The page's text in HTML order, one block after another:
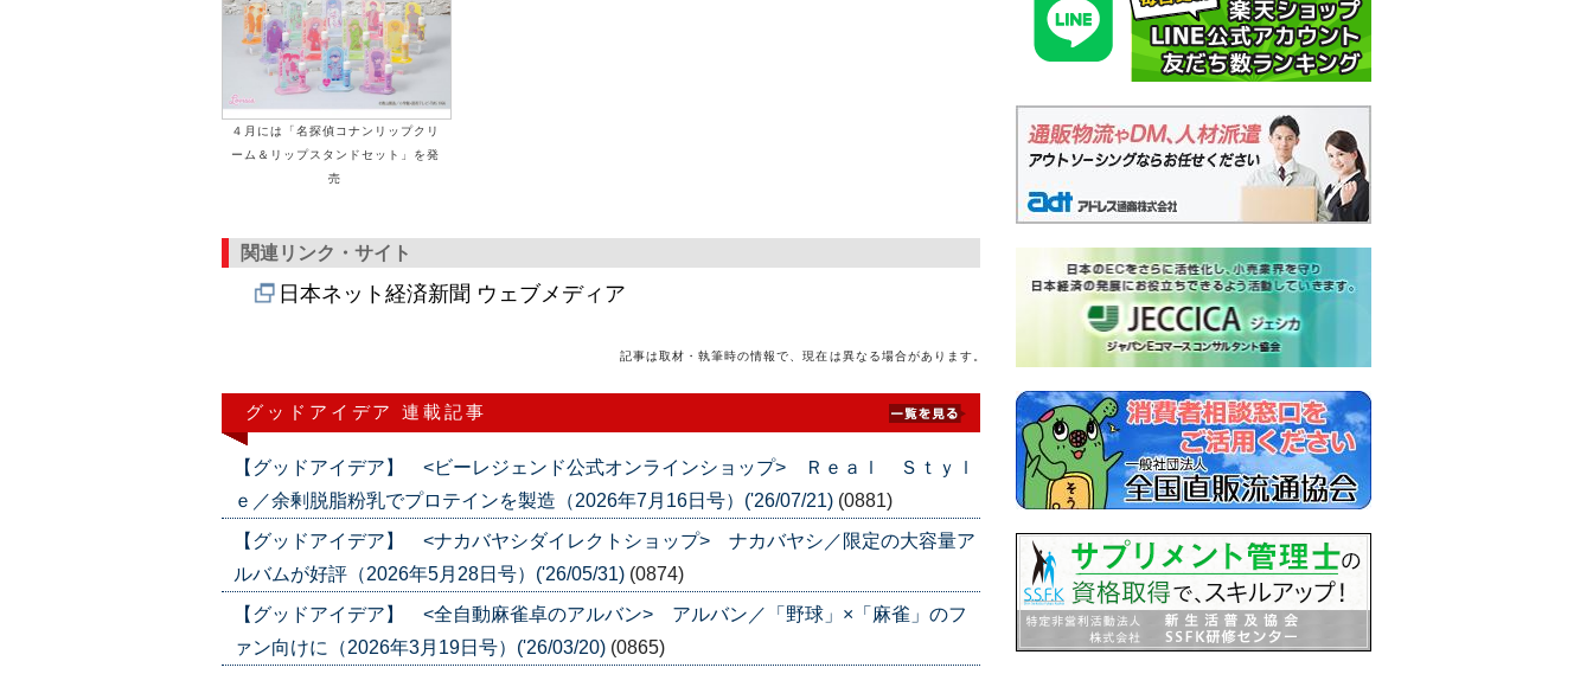
４月には「名探偵コナンリップクリ
ーム＆リップスタンドセット」を発
売
関連リンク・サイト
日本ネット経済新聞 ウェブメディア
記事は取材・執筆時の情報で、現在は異なる場合があります。
グッドアイデア 連載記事
【グッドアイデア】 <ビーレジェンド公式オンラインショップ> Ｒｅａｌ Ｓｔｙｌ
ｅ／余剰脱脂粉乳でプロテインを製造（2026年7月16日号）('26/07/21) (0881)
【グッドアイデア】 <ナカバヤシダイレクトショップ> ナカバヤシ／限定の大容量ア
ルバムが好評（2026年5月28日号）('26/05/31) (0874)
【グッドアイデア】 <全自動麻雀卓のアルバン> アルバン／「野球」×「麻雀」のフ
ァン向けに（2026年3月19日号）('26/03/20) (0865)